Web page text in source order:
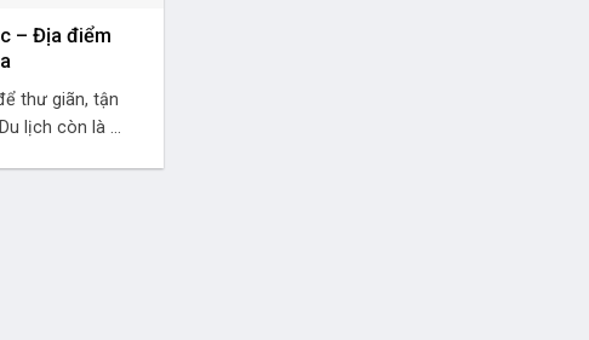
– Địa điểm
thư giãn, tận
lịch còn là ...